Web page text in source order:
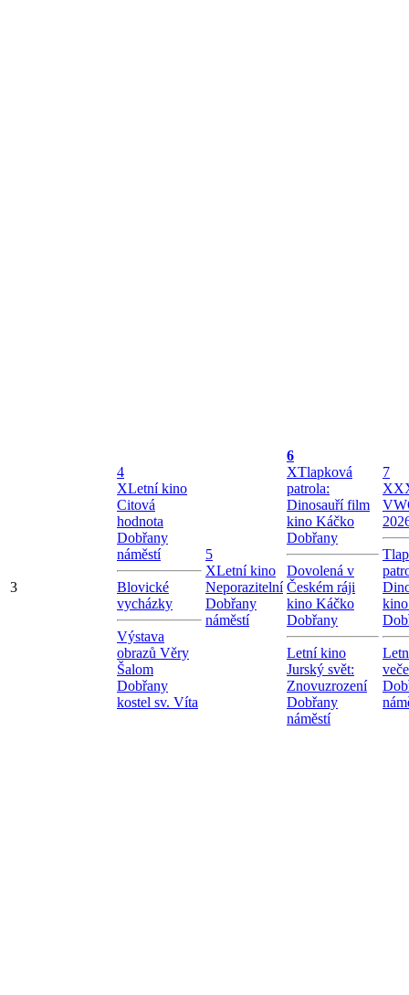
3
4
XLetní kino
Citová
hodnota
Dobřany
náměstí
Blovické
vycházky
Výstava
obrazů Věry
Šalom
Dobřany
kostel sv. Víta
5
XLetní kino
Neporazitelní
Dobřany
náměstí
6
XTlapková
patrola:
Dinosauří film
kino Káčko
Dobřany
Dovolená v
Českém ráji
kino Káčko
Dobřany
Letní kino
Jurský svět:
Znovuzrození
Dobřany
náměstí
7
X